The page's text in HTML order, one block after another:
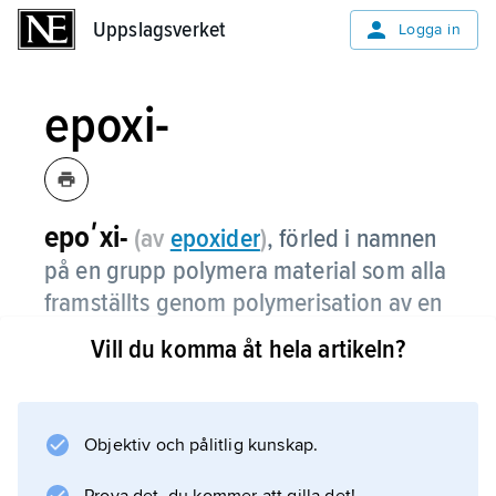
Uppslagsverket Logga in
epoxi-
epoʹxi- (av epoxider), förled i namnen
på en grupp polymera material som alla
framställts genom polymerisation av en
monomer innehållande en eller flera
oxirangrupper.
genom polymerisation av etylen- eller
Vill du komma åt hela artikeln?
Objektiv och pålitlig kunskap.